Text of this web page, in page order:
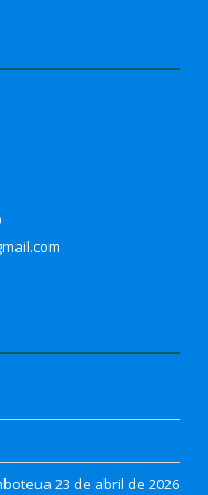
23 de abril de 2026